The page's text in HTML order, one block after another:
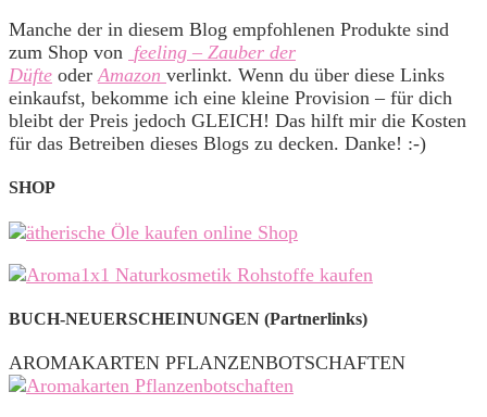
Manche der in diesem Blog empfohlenen Produkte sind
zum Shop von feeling – Zauber der
Düfte oderAmazon verlinkt. Wenn du über diese Links
einkaufst, bekomme ich eine kleine Provision – für dich
bleibt der Preis jedoch GLEICH! Das hilft mir die Kosten
für das Betreiben dieses Blogs zu decken. Danke! :-)
SHOP
BUCH-NEUERSCHEINUNGEN (Partnerlinks)
AROMAKARTEN PFLANZENBOTSCHAFTEN